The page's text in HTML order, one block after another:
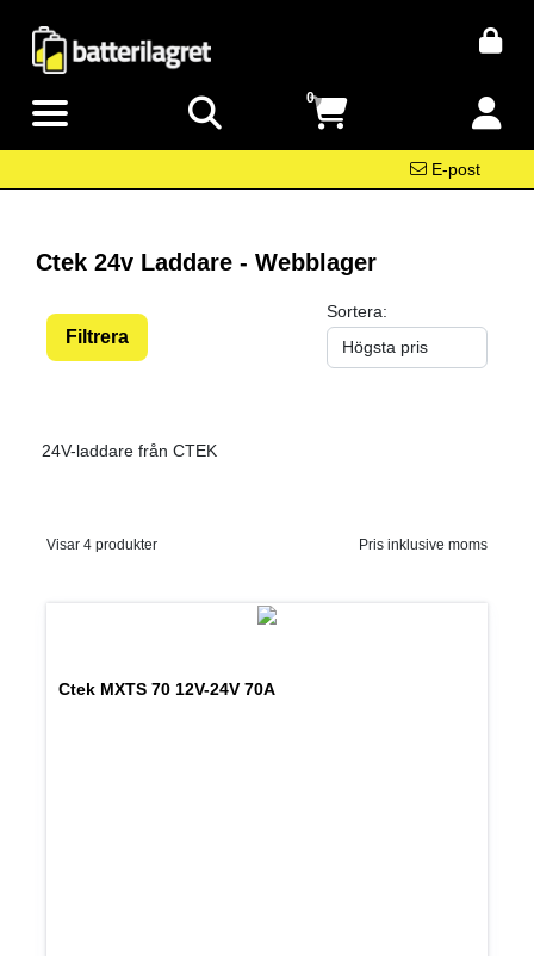
0
E-post
Ctek 24v Laddare - Webblager
Filtrera
Sortera:
24V-laddare från CTEK
Visar 4 produkter Pris inklusive moms
Ctek MXTS 70 12V-24V 70A